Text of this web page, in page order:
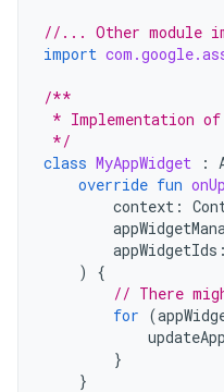
//... Other module
import
/**
* Implementation
*/
class MyAppWidget :
override fun
context :
appWidgetIds :
)
{
// There
for (
}
}